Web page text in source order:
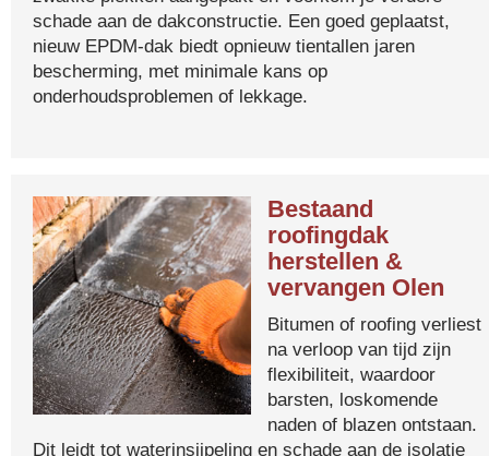
schade aan de dakconstructie. Een goed geplaatst,
nieuw EPDM-dak biedt opnieuw tientallen jaren
bescherming, met minimale kans op
onderhoudsproblemen of lekkage.
Bestaand
roofingdak
herstellen &
vervangen Olen
Bitumen of roofing verliest
na verloop van tijd zijn
flexibiliteit, waardoor
barsten, loskomende
naden of blazen ontstaan.
Dit leidt tot waterinsijpeling en schade aan de isolatie